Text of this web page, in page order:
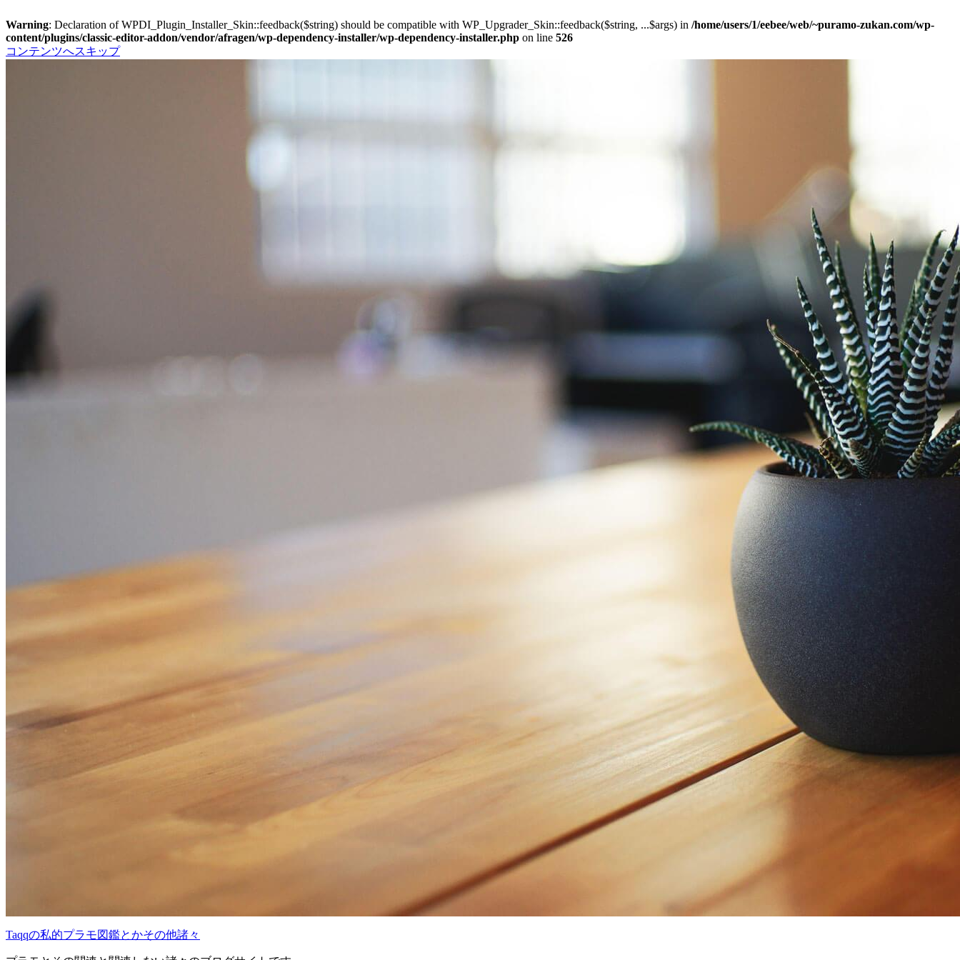
Warning: Declaration of WPDI_Plugin_Installer_Skin::feedback($string) should be compatible with WP_Upgrader_Skin::feedback($string, ...$args) in /home/users/1/eebee/web/~puramo-zukan.com/wp-
content/plugins/classic-editor-addon/vendor/afragen/wp-dependency-installer/wp-dependency-installer.php on line 526
コンテンツへスキップ
Taqqの私的プラモ図鑑とかその他諸々